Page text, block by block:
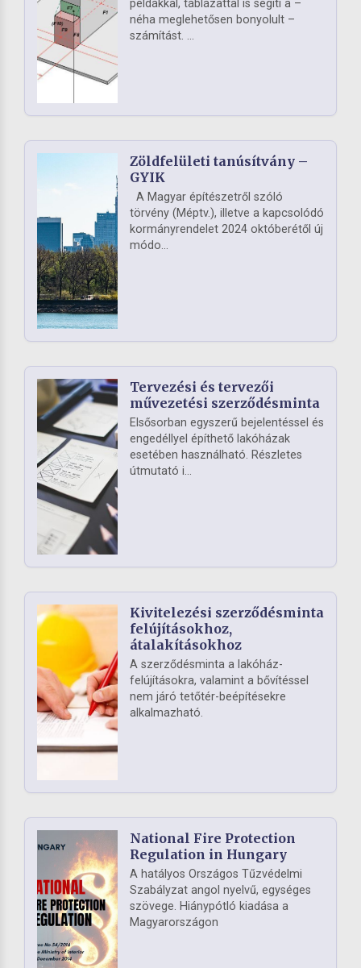
példákkal, táblázattal is segíti a –
néha meglehetősen bonyolult –
számítást. ...
Zöldfelületi tanúsítvány –
GYIK
A Magyar építészetről szóló
törvény (Méptv.), illetve a kapcsolódó
kormányrendelet 2024 októberétől új
módo...
Tervezési és tervezői
művezetési szerződésminta
Elsősorban egyszerű bejelentéssel és
engedéllyel építhető lakóházak
esetében használható. Részletes
útmutató i...
Kivitelezési szerződésminta
felújításokhoz,
átalakításokhoz
A szerződésminta a lakóház-
felújításokra, valamint a bővítéssel
nem járó tetőtér-beépítésekre
alkalmazható.
National Fire Protection
Regulation in Hungary
A hatályos Országos Tűzvédelmi
Szabályzat angol nyelvű, egységes
szövege. Hiánypótló kiadása a
Magyarországon